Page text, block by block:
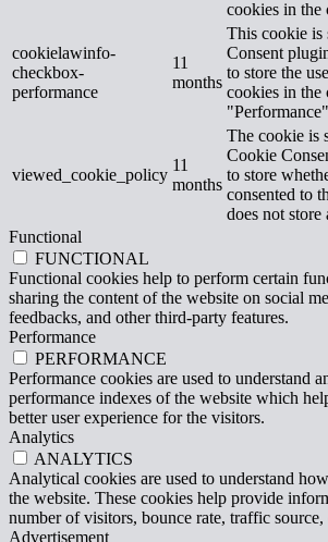
cookies in the
cookielawinfo-
checkbox-
performance
11
months
This cookie is
Consent
to store the
cookies in the
viewed_cookie_policy
11
months
The cookie is
Cookie
to store
consented to
does not store
Functional
FUNCTIONAL
Functional cookies help to perform certain
sharing the content of the website on social
feedbacks, and other third-party features.
Performance
PERFORMANCE
Performance cookies are used to understand
performance indexes of the website which
better user experience for the visitors.
Analytics
ANALYTICS
Analytical cookies are used to understand
the website. These cookies help provide
number of visitors, bounce rate, traffic source,
Advertisement